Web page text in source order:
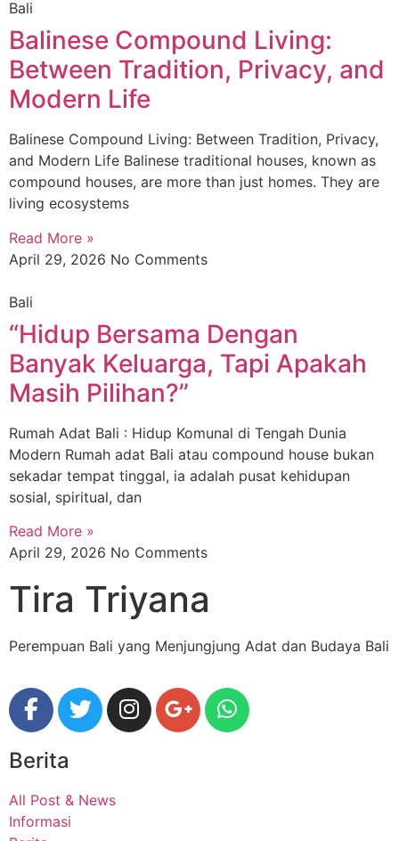
Bali
Balinese Compound Living:
Between Tradition, Privacy, and
Modern Life
Balinese Compound Living: Between Tradition, Privacy,
and Modern Life Balinese traditional houses, known as
compound houses, are more than just homes. They are
living ecosystems
Read More »
April 29, 2026 No Comments
Bali
“Hidup Bersama Dengan
Banyak Keluarga, Tapi Apakah
Masih Pilihan?”
Rumah Adat Bali : Hidup Komunal di Tengah Dunia
Modern Rumah adat Bali atau compound house bukan
sekadar tempat tinggal, ia adalah pusat kehidupan
sosial, spiritual, dan
Read More »
April 29, 2026 No Comments
Tira Triyana
Perempuan Bali yang Menjungjung Adat dan Budaya Bali
Berita
All Post & News
Informasi